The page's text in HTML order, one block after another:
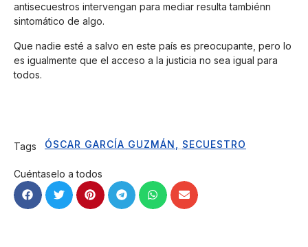
antisecuestros intervengan para mediar resulta tambiénn
sintomático de algo.
Que nadie esté a salvo en este país es preocupante, pero lo
es igualmente que el acceso a la justicia no sea igual para
todos.
Tags ÓSCAR GARCÍA GUZMÁN SECUESTRO
Cuéntaselo a todos